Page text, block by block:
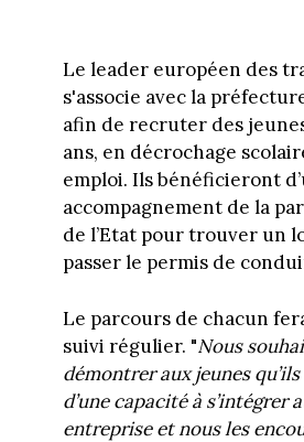
Le leader européen des
s'associe avec la
afin de recruter des
ans, en décrochage
emploi. Ils bénéficieront
accompagnement de la
de l’Etat pour trouver un
passer le permis de
Le parcours de chacun
suivi régulier. "Nous
démontrer aux jeunes
d’une capacité à s’intégrer
entreprise et nous les